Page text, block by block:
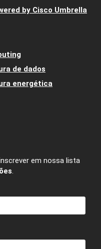
by Cisco Umbrella
de dados
energética
em nossa lista
.